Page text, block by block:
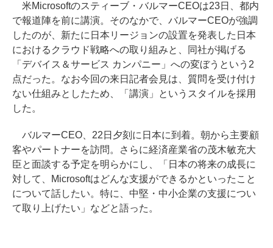
米Microsoftのスティーブ・バルマーCEOは23日、都内
で報道陣を前に講演。そのなかで、バルマーCEOが強調
したのが、新たに日本リージョンの設置を発表した日本
におけるクラウド戦略への取り組みと、同社が掲げる
「デバイス＆サービス カンパニー」への変ぼうという2
点だった。なお今回の来日記者会見は、質問を受け付け
ない仕組みとしたため、「講演」というスタイルを採用
した。
バルマーCEO、22日夕刻に日本に到着。朝から主要顧
客やパートナーを訪問。さらに経済産業省の茂木敏充大
臣と面談する予定を明らかにし、「日本の将来の成長に
対して、Microsoftはどんな支援ができるかといったこと
について話したい。特に、中堅・中小企業の支援につい
て取り上げたい」などと語った。